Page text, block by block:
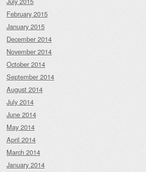
February 2015
January 2015
December 2014
November 2014
October 2014
September 2014
August 2014
July 2014
June 2014
May 2014
April 2014
March 2014
January 2014